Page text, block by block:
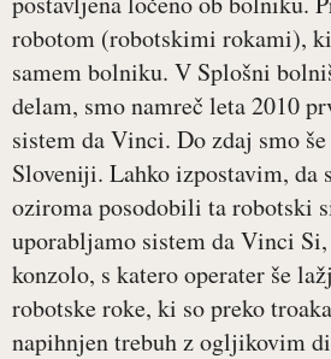
robotom (robotskimi rokami),
samem bolniku. V Splošni
delam, smo namreč leta 2010
sistem da Vinci. Do zdaj smo
Sloveniji. Lahko izpostavim, da
oziroma posodobili ta robotski
uporabljamo sistem da Vinci
konzolo, s katero operater še
robotske roke, ki so preko
napihnjen trebuh z ogljikovim